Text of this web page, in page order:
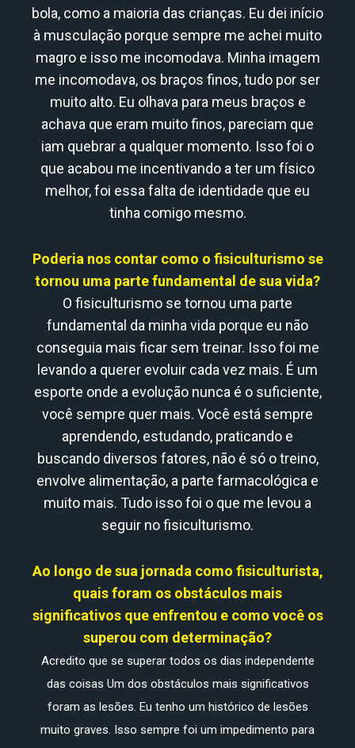
bola, como a maioria das crianças. Eu dei início
à musculação porque sempre me achei muito
magro e isso me incomodava. Minha imagem
me incomodava, os braços finos, tudo por ser
muito alto. Eu olhava para meus braços e
achava que eram muito finos, pareciam que
iam quebrar a qualquer momento. Isso foi o
que acabou me incentivando a ter um físico
melhor, foi essa falta de identidade que eu
tinha comigo mesmo.
Poderia nos contar como o fisiculturismo se
tornou uma parte fundamental de sua vida?
O fisiculturismo se tornou uma parte
fundamental da minha vida porque eu não
conseguia mais ficar sem treinar. Isso foi me
levando a querer evoluir cada vez mais. É um
esporte onde a evolução nunca é o suficiente,
você sempre quer mais. Você está sempre
aprendendo, estudando, praticando e
buscando diversos fatores, não é só o treino,
envolve alimentação, a parte farmacológica e
muito mais. Tudo isso foi o que me levou a
seguir no fisiculturismo.
Ao longo de sua jornada como fisiculturista,
quais foram os obstáculos mais
significativos que enfrentou e como você os
superou com determinação?
Acredito que se superar todos os dias independente
das coisas Um dos obstáculos mais significativos
foram as lesões. Eu tenho um histórico de lesões
muito graves. Isso sempre foi um impedimento para